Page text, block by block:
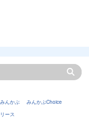
みんかぶ
みんかぶChoice
ース